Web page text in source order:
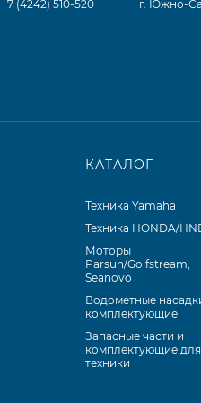
+7 (4242) 510-520 г. Южно-
КАТАЛОГ
Техника Yamaha
Техника HONDA/
Моторы
Parsun/Golfstream,
Seanovo
Водометные
комплектующие
Запасные части и
комплектующие для
техники